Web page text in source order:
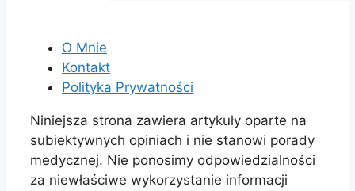
O Mnie
Kontakt
Polityka Prywatności
Niniejsza strona zawiera artykuły oparte na
subiektywnych opiniach i nie stanowi porady
medycznej. Nie ponosimy odpowiedzialności
za niewłaściwe wykorzystanie informacji